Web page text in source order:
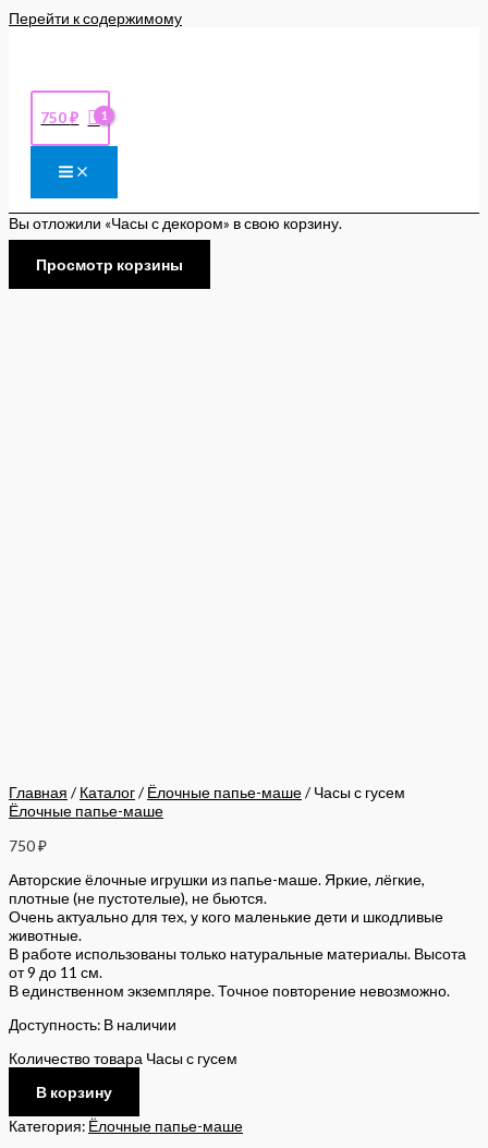
Перейти к содержимому
750₽
Вы отложили «Часы с декором» в свою корзину.
Просмотр корзины
Главная / Каталог/ Ёлочные папье-маше/ Часы с гусем
Ёлочные папье-маше
750₽
Авторские ёлочные игрушки из папье-маше. Яркие, лёгкие,
плотные (не пустотелые), не бьются.
Очень актуально для тех, у кого маленькие дети и шкодливые
животные.
В работе использованы только натуральные материалы. Высота
от 9 до 11 см.
В единственном экземпляре. Точное повторение невозможно.
Доступность: В наличии
Количество товара Часы с гусем
В корзину
Категория: Ёлочные папье-маше